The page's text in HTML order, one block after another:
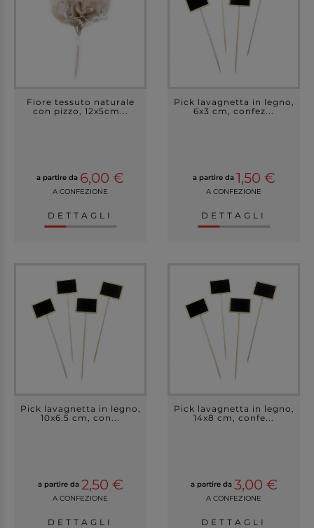
Fiore tessuto naturale
con pizzo, 12x5cm...
a partire da 6,00 €
A CONFEZIONE
DETTAGLI
Pick lavagnetta in legno,
6x3 cm, confez...
a partire da 1,50 €
A CONFEZIONE
DETTAGLI
Pick lavagnetta in legno,
10x6.5 cm, con...
a partire da 2,50 €
A CONFEZIONE
DETTAGLI
Pick lavagnetta in legno,
14x8 cm, confe...
a partire da 3,00 €
A CONFEZIONE
DETTAGLI